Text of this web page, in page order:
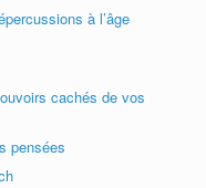
à l’âge
cachés de vos
pensées